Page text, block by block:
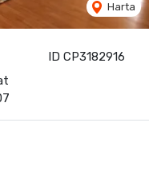
ID CP3182916
Harta